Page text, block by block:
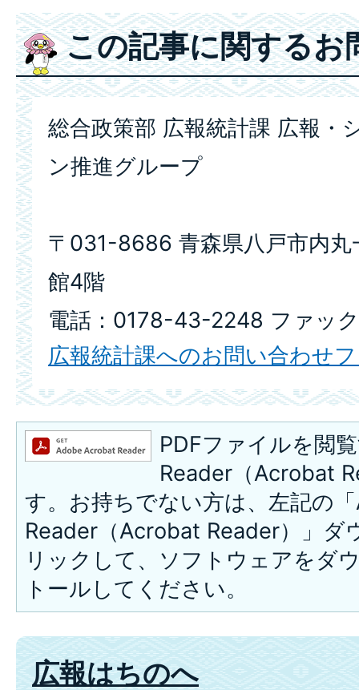
この記事に関するお
総合政策部 広報統計課 広報・
ン推進グループ
〒031-8686 青森県八戸市内丸
館4階
電話：0178-43-2248 ファッ
広報統計課へのお問い合わせ
PDFファイルを閲
Reader（Acrobat
す。お持ちでない方は、左記の
Reader（Acrobat Reader）」ダ
リックして、ソフトウェアをダ
トールしてください。
広報はちのへ